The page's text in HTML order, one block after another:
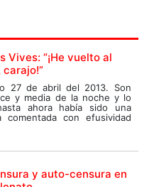
Vives: “¡He vuelto al
carajo!”
27 de abril del 2013. Son
y media de la noche y lo
ahora había sido una
comentada con efusividad
y auto-censura en